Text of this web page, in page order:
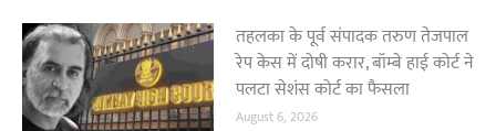
तहलका के पूर्व संपादक तरुण तेजपाल
रेप केस में दोषी करार, बॉम्बे हाई कोर्ट ने
पलटा सेशंस कोर्ट का फैसला
August 6, 2026